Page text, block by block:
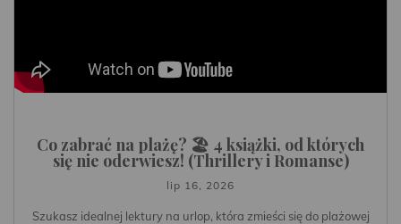
Co zabrać na plażę? 🏖️ 4 książki, od których
się nie oderwiesz! (Thrillery i Romanse)
lip 16, 2026
Szukasz idealnej lektury na urlop, która zmieści się do plażowej